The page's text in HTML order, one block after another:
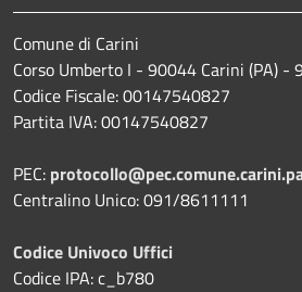
Comune di Carini
Corso Umberto I - 90044 Carini (PA) -
Codice Fiscale: 00147540827
Partita IVA: 00147540827
PEC:
Centralino Unico: 091/8611111
Codice Univoco Uffici
Codice IPA: c_b780